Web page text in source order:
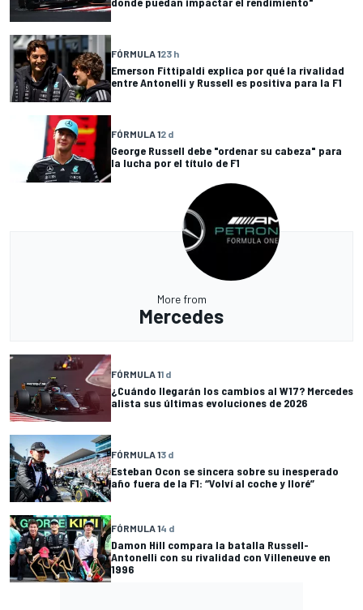
FÓRMULA 123 h
Emerson Fittipaldi explica por qué la rivalidad
entre Antonelli y Russell es positiva para la F1
FÓRMULA 12 d
George Russell debe "ordenar su cabeza" para
la lucha por el título de F1
More from
Mercedes
FÓRMULA 11 d
¿Cuándo llegarán los cambios al W17? Mercedes
alista sus últimas evoluciones de 2026
FÓRMULA 13 d
Esteban Ocon se sincera sobre su inesperado
año fuera de la F1: “Volví al coche y lloré”
FÓRMULA 14 d
Damon Hill compara la batalla Russell-
Antonelli con su rivalidad con Villeneuve en
1996